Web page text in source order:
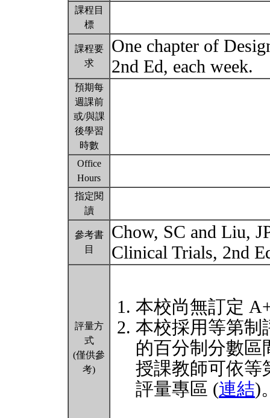
課程目
標
課程要
求
One chapter of
2nd Ed, each week.
預期每
週課前
或/與課
後學習
時數
Office
Hours
指定閱
讀
參考書
目
Chow, SC and Liu,
Clinical Trials, 2nd
評量方
式
(僅供參
考)
本校尚無訂定
本校採用等第制
的百分制分數區
授課教師可依等
評量專區 (連結)